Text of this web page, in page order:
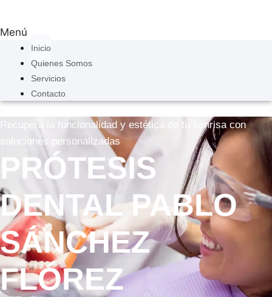
Menú
Inicio
Quienes Somos
Servicios
Contacto
Recupera la funcionalidad y estética de tu sonrisa con
soluciones personalizadas
PRÓTESIS
DENTAL PABLO
SÁNCHEZ
FLÓREZ